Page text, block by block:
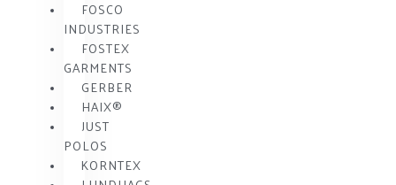
FOSCO
INDUSTRIES
FOSTEX
GARMENTS
GERBER
HAIX®
JUST
POLOS
KORNTEX